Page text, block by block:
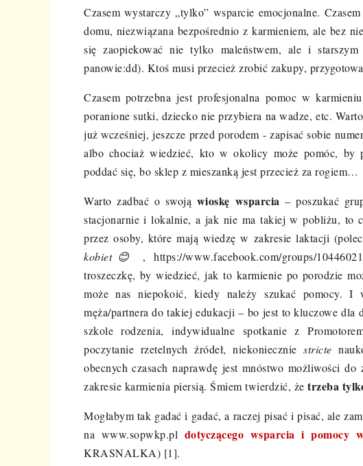
Czasem wystarczy „tylko” wsparcie emocjonalne.
domu, niezwiązana bezpośrednio z karmieniem, ale bez
się zaopiekować nie tylko maleństwem, ale i
panowie:dd). Ktoś musi przecież zrobić zakupy,
Czasem potrzebna jest profesjonalna pomoc w
poranione sutki, dziecko nie przybiera na wadze, etc.
już wcześniej, jeszcze przed porodem - zapisać sobie
albo chociaż wiedzieć, kto w okolicy może pomóc, by
poddać się, bo sklep z mieszanką jest przecież za rogiem…
Warto zadbać o swoją wioskę wsparcia – poszukać
stacjonarnie i lokalnie, a jak nie ma takiej w pobliżu, to
przez osoby, które mają wiedzę w zakresie laktacji
kobiet😊
, https://www.facebook.com/groups/
troszeczkę, by wiedzieć, jak to karmienie po porodzie
może nas niepokoić, kiedy należy szukać pomocy. I
męża/partnera do takiej edukacji – bo jest to kluczowe
szkole rodzenia, indywidualne spotkanie z
poczytanie rzetelnych źródeł, niekonieczniestricte
obecnych czasach naprawdę jest mnóstwo możliwości
zakresie karmienia piersią. Śmiem twierdzić, że trzeba
Mogłabym tak gadać i gadać, a raczej pisać i pisać, ale
na www.sopwkp.pl dotyczącego wsparcia i pomocy
KRASNALKA) [1].